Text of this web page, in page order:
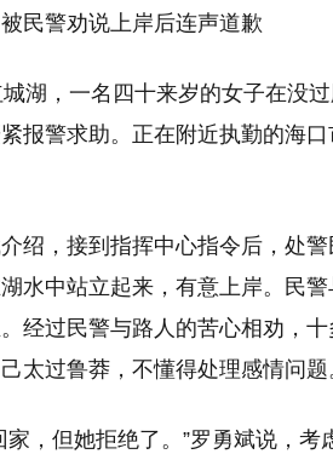
民警劝说上岸后连声道歉
湖，一名四十来岁的女子在没
报警求助。正在附近执勤的海
绍，接到指挥中心指令后，处
水中站立起来，有意上岸。民
经过民警与路人的苦心相劝，
太过鲁莽，不懂得处理感情问题
家，但她拒绝了。”罗勇斌说，